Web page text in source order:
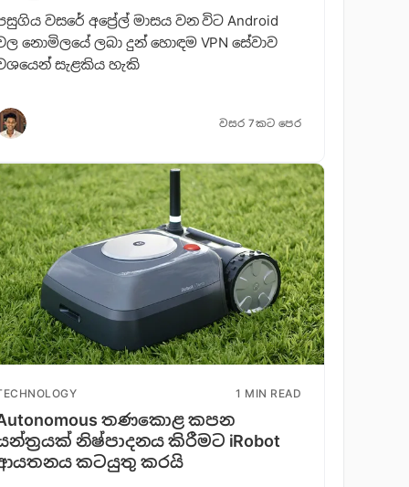
වසරේ අප්‍රේල් මාසය වන විට Android
නොමිලයේ ලබා දුන් හොඳම VPN සේවාව
සැළකිය හැකි
වසර 7කට පෙර
1 MIN READ
තණකොළ කපන
නිෂ්පාදනය කිරීමට iRobot
කටයුතු කරයි